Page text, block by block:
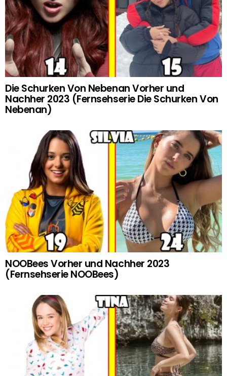
Die Schurken Von Nebenan Vorher und
Nachher 2023 (Fernsehserie Die Schurken Von
Nebenan)
NOOBees Vorher und Nachher 2023
(Fernsehserie NOOBees)